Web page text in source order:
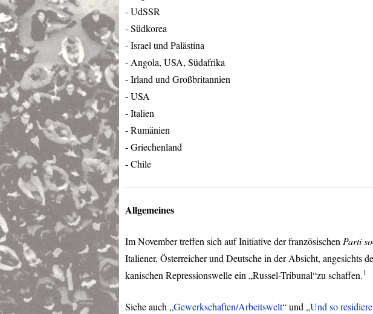
- UdSSR
- Südkorea
- Israel und Palästina
- Angola, USA, Südafrika
- Irland und Großbritannien
-USA
- Italien
- Rumänien
- Griechenland
- Chile
Allgemeines
Im November treffen sich auf Initiative der französischen Parti
Italiener, Österreicher und Deutsche in der Absicht, angesichts
kanischen Repressionswelle ein „Russel-Tribunal“zu schaffen.1
Siehe auch „Gewerkschaften/Arbeitswelt“ und „Und so